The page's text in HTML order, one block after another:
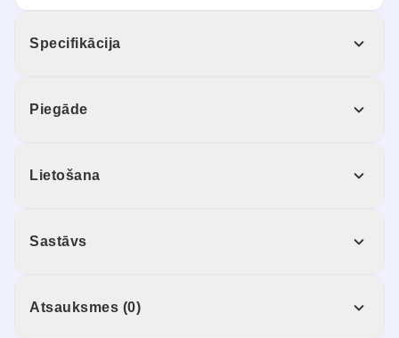
Specifikācija
Piegāde
Lietošana
Sastāvs
Atsauksmes (0)